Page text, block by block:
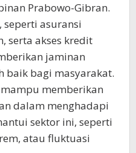
Prabowo-Gibran.
seperti asuransi
serta akses kredit
jaminan
baik bagi masyarakat.
memberikan
dalam menghadapi
sektor ini, seperti
atau fluktuasi